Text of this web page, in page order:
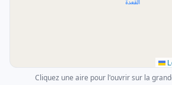
Cliquez une aire pour l'ouvrir sur la